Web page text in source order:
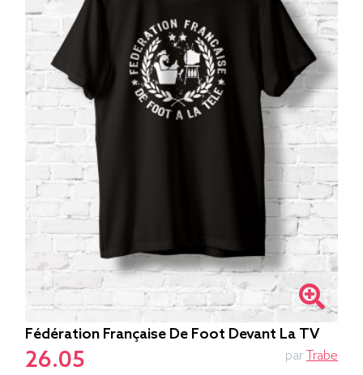
Fédération Française De Foot Devant La TV
26.05 par Trabe